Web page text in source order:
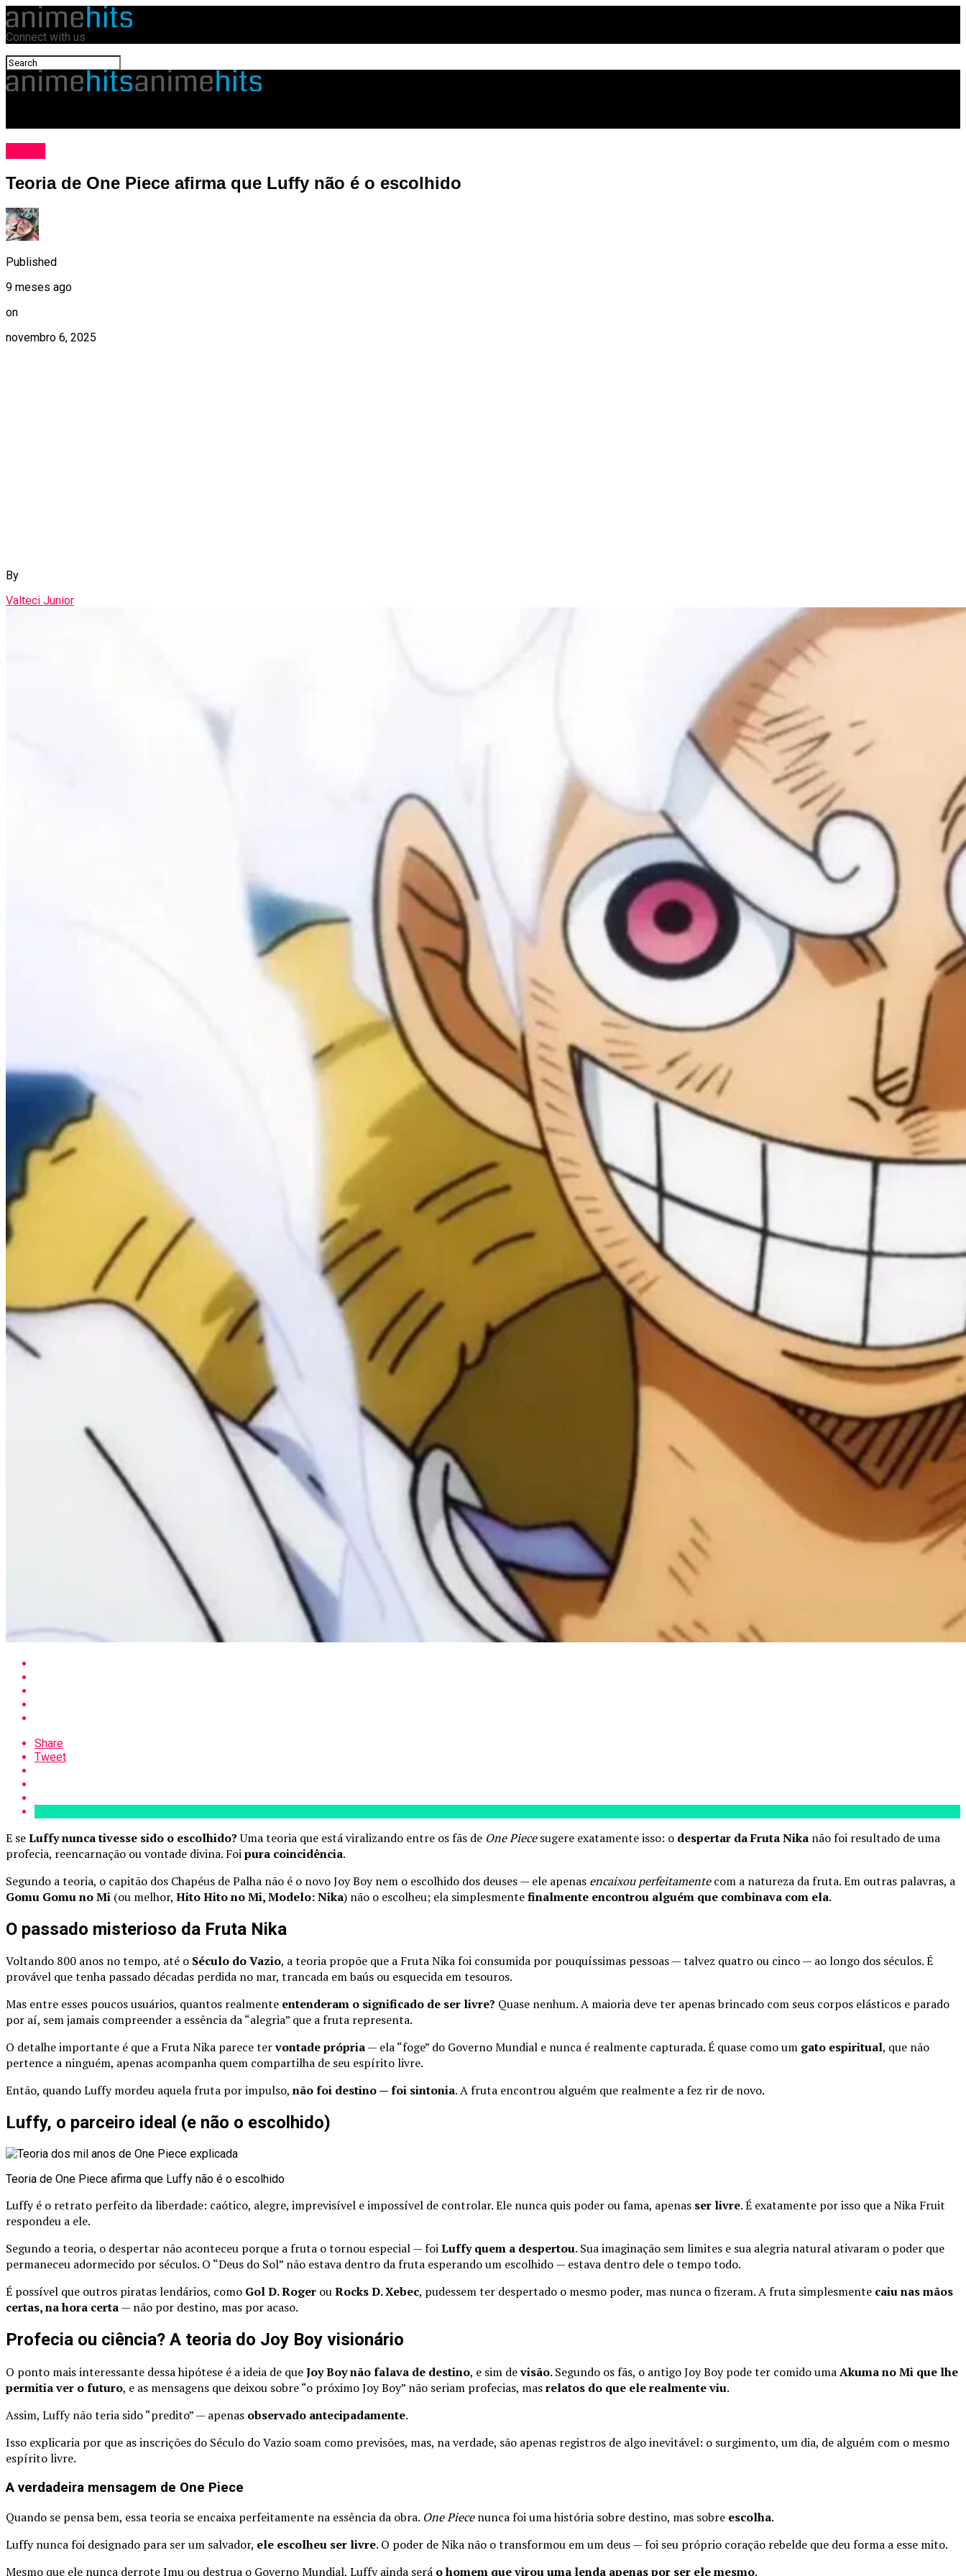
Connect with us
Teoria de One Piece afirma que Luffy não é o escolhido
Published
9 meses ago
on
novembro 6, 2025
By
Valteci Junior
Share
Tweet
E seLuffy nunca tivesse sido o escolhido?Uma teoria que está viralizando entre os fãs de One Piecesugere exatamente isso: o despertar da Fruta Nika não foi resultado de uma
profecia, reencarnação ou vontade divina. Foipura coincidência.
Segundo a teoria, o capitão dos Chapéus de Palha não é o novo Joy Boy nem o escolhido dos deuses — ele apenas encaixou perfeitamentecom a natureza da fruta. Em outras palavras, a
Gomu Gomu no Mi (ou melhor, Hito Hito no Mi, Modelo: Nika) não o escolheu; ela simplesmentefinalmente encontrou alguém que combinava com ela.
O passado misterioso da Fruta Nika
Voltando 800 anos no tempo, até o Século do Vazio, a teoria propõe que a Fruta Nika foi consumida por pouquíssimas pessoas — talvez quatro ou cinco — ao longo dos séculos. É
provável que tenha passado décadas perdida no mar, trancada em baús ou esquecida em tesouros.
Mas entre esses poucos usuários, quantos realmente entenderam o significado de ser livre? Quase nenhum. A maioria deve ter apenas brincado com seus corpos elásticos e parado
por aí, sem jamais compreender a essência da “alegria” que a fruta representa.
O detalhe importante é que a Fruta Nika parece tervontade própria— ela “foge” do Governo Mundial e nunca é realmente capturada. É quase como um gato espiritual, que não
pertence a ninguém, apenas acompanha quem compartilha de seu espírito livre.
Então, quando Luffy mordeu aquela fruta por impulso, não foi destino — foi sintonia. A fruta encontrou alguém que realmente a fez rir de novo.
Luffy, o parceiro ideal (e não o escolhido)
Teoria de One Piece afirma que Luffy não é o escolhido
Luffy é o retrato perfeito da liberdade: caótico, alegre, imprevisível e impossível de controlar. Ele nunca quis poder ou fama, apenas ser livre. É exatamente por isso que a Nika Fruit
respondeu a ele.
Segundo a teoria, o despertar não aconteceu porque a fruta o tornou especial — foiLuffy quem a despertou. Sua imaginação sem limites e sua alegria natural ativaram o poder que
permaneceu adormecido por séculos. O “Deus do Sol” não estava dentro da fruta esperando um escolhido — estava dentro dele o tempo todo.
É possível que outros piratas lendários, como Gol D. Roger ouRocks D. Xebec, pudessem ter despertado o mesmo poder, mas nunca o fizeram. A fruta simplesmente caiu nas mãos
certas, na hora certa— não por destino, mas por acaso.
Profecia ou ciência? A teoria do Joy Boy visionário
O ponto mais interessante dessa hipótese é a ideia de queJoy Boy não falava de destino, e sim devisão. Segundo os fãs, o antigo Joy Boy pode ter comido umaAkuma no Mi que lhe
permitia ver o futuro, e as mensagens que deixou sobre “o próximo Joy Boy” não seriam profecias, masrelatos do que ele realmente viu.
Assim, Luffy não teria sido “predito” — apenas observado antecipadamente.
Isso explicaria por que as inscrições do Século do Vazio soam como previsões, mas, na verdade, são apenas registros de algo inevitável: o surgimento, um dia, de alguém com o mesmo
espírito livre.
A verdadeira mensagem de One Piece
Quando se pensa bem, essa teoria se encaixa perfeitamente na essência da obra. One Piecenunca foi uma história sobre destino, mas sobre escolha.
Luffy nunca foi designado para ser um salvador, ele escolheu ser livre. O poder de Nika não o transformou em um deus — foi seu próprio coração rebelde que deu forma a esse mito.
Mesmo que ele nunca derrote Imu ou destrua o Governo Mundial, Luffy ainda será o homem que virou uma lenda apenas por ser ele mesmo.